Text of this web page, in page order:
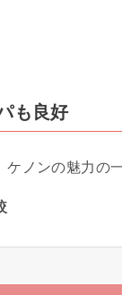
も良好
ノンの魅力の